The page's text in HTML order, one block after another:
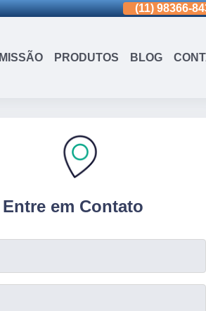
(11)3963-0036 (11) 98366-
MISSÃO PRODUTOS BLOG
Entre em Contato